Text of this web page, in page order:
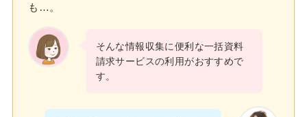
も…。
そんな情報収集に便利な一括資料
請求サービスの利用がおすすめで
す。